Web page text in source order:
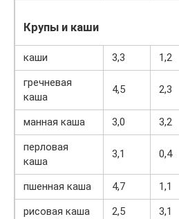
Крупы и каши
каши 3,3 1,2
гречневая
каша
4,5 2,3
манная каша 3,0 3,2
перловая
каша
3,1 0,4
пшенная каша 4,7 1,1
рисовая каша
2,5 3,1